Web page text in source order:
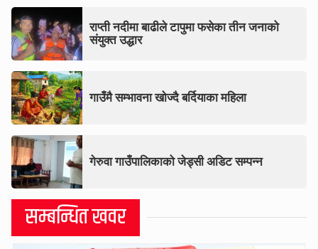
राप्ती नदीमा बाढीले टापुमा फसेका तीन जनाको
संयुक्त उद्धार
गाउँमै सम्भावना खोज्दै बर्दियाका महिला
गेरुवा गाउँपालिकाको जेड्सी अडिट सम्पन्न
सम्बन्धित खवर